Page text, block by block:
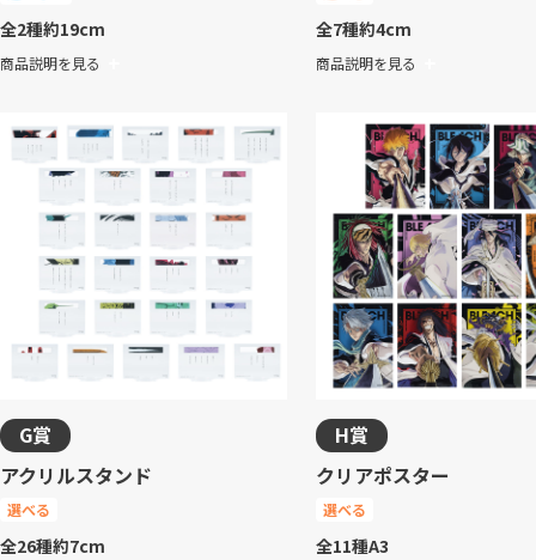
全2種約19cm
商品説明を見る
全7種約4cm
商品説明を見る
G賞
アクリルスタンド
選べる
全26種約7cm
H賞
クリアポスター
選べる
全11種A3